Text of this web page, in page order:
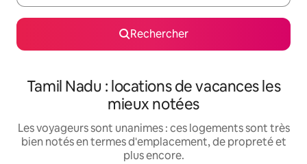
Rechercher
Tamil Nadu : locations de vacances les
mieux notées
Les voyageurs sont unanimes : ces logements sont très
bien notés en termes d'emplacement, de propreté et
plus encore.